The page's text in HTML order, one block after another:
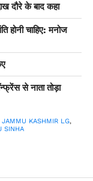
दौरे के बाद कहा
होनी चाहिए: मनोज
से नाता तोड़ा
JAMMU KASHMIR LG,
SINHA